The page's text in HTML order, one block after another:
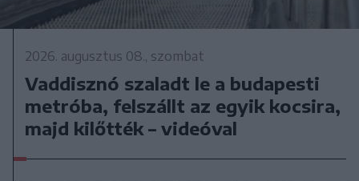
2026. augusztus 08., szombat
Vaddisznó szaladt le a budapesti
metróba, felszállt az egyik kocsira,
majd kilőtték – videóval